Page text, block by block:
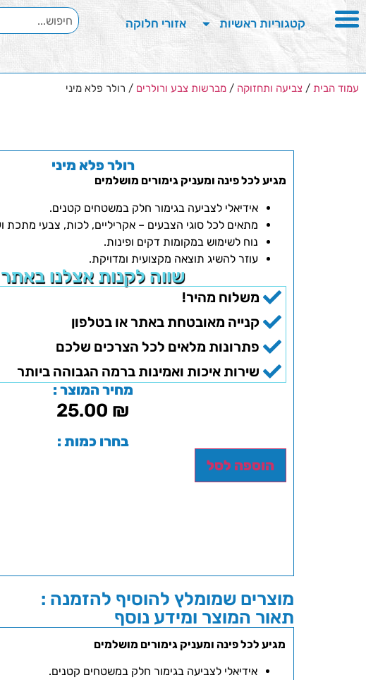
קטגוריות ראשיות אזורי חלוקה
עמוד הבית / צביעה ותחזוקה / מברשות צבע ורולרים / רולר פלא מיני
רולר פלא מיני
מגיע לכל פינה ומעניק גימורים מושלמים
אידיאלי לצביעה בגימור חלק במשטחים קטנים.
מתאים לכל סוגי הצבעים – אקריליים, לכות, צבעי מתכת
נוח לשימוש במקומות דקים ופינות.
עוזר להשיג תוצאה מקצועית ומדויקת.
שווה לקנות אצלנו באתר
משלוח מהיר!
קנייה מאובטחת באתר או בטלפון
פתרונות מלאים לכל הצרכים שלכם
שירות איכות ואמינות ברמה הגבוהה ביותר
מחיר המוצר :
25.00 ₪
בחרו כמות :
הוספה לסל
מוצרים שמומלץ להוסיף להזמנה :
תאור המוצר ומידע נוסף
מגיע לכל פינה ומעניק גימורים מושלמים
אידיאלי לצביעה בגימור חלק במשטחים קטנים.